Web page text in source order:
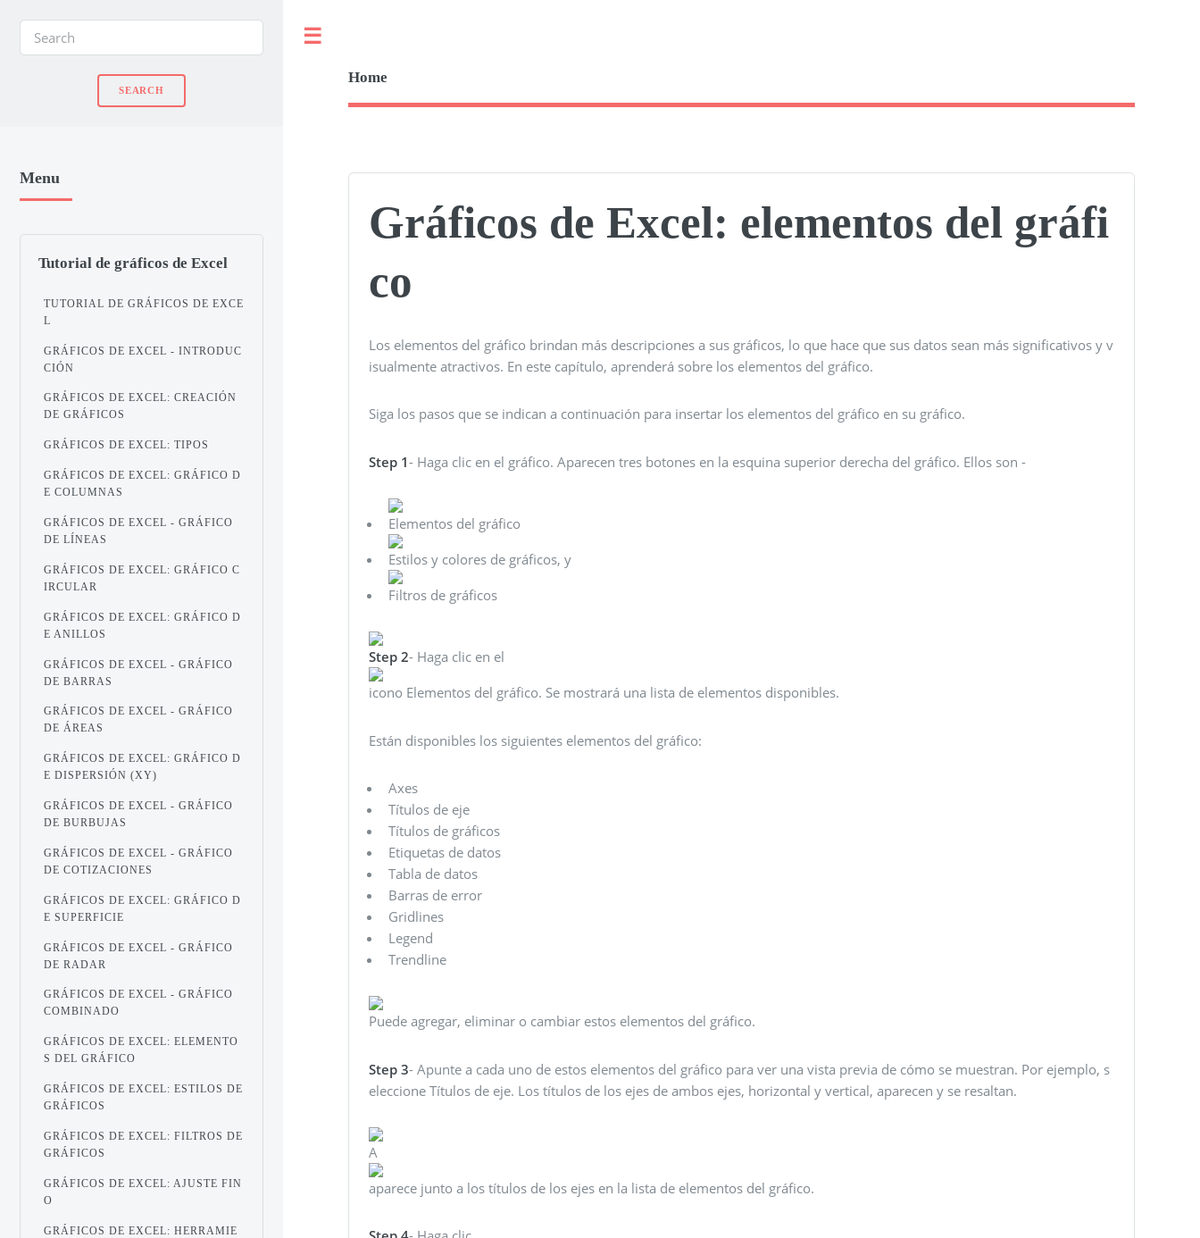
Home
Gráficos de Excel: elementos del gráfi
co
Los elementos del gráfico brindan más descripciones a sus gráficos, lo que hace que sus datos sean más significativos y v
isualmente atractivos. En este capítulo, aprenderá sobre los elementos del gráfico.
Siga los pasos que se indican a continuación para insertar los elementos del gráfico en su gráfico.
Step 1- Haga clic en el gráfico. Aparecen tres botones en la esquina superior derecha del gráfico. Ellos son -
Elementos del gráfico
Estilos y colores de gráficos, y
Filtros de gráficos
Step 2- Haga clic en el
icono Elementos del gráfico. Se mostrará una lista de elementos disponibles.
Están disponibles los siguientes elementos del gráfico:
Axes
Títulos de eje
Títulos de gráficos
Etiquetas de datos
Tabla de datos
Barras de error
Gridlines
Legend
Trendline
Puede agregar, eliminar o cambiar estos elementos del gráfico.
Step 3- Apunte a cada uno de estos elementos del gráfico para ver una vista previa de cómo se muestran. Por ejemplo, s
eleccione Títulos de eje. Los títulos de los ejes de ambos ejes, horizontal y vertical, aparecen y se resaltan.
A
aparece junto a los títulos de los ejes en la lista de elementos del gráfico.
Menu
Tutorial de gráficos de Excel
TUTORIAL DE GRÁFICOS DE EXCE
L
GRÁFICOS DE EXCEL - INTRODUC
CIÓN
GRÁFICOS DE EXCEL: CREACIÓN
DE GRÁFICOS
GRÁFICOS DE EXCEL: TIPOS
GRÁFICOS DE EXCEL: GRÁFICO D
E COLUMNAS
GRÁFICOS DE EXCEL - GRÁFICO
DE LÍNEAS
GRÁFICOS DE EXCEL: GRÁFICO C
IRCULAR
GRÁFICOS DE EXCEL: GRÁFICO D
E ANILLOS
GRÁFICOS DE EXCEL - GRÁFICO
DE BARRAS
GRÁFICOS DE EXCEL - GRÁFICO
DE ÁREAS
GRÁFICOS DE EXCEL: GRÁFICO D
E DISPERSIÓN (XY)
GRÁFICOS DE EXCEL - GRÁFICO
DE BURBUJAS
GRÁFICOS DE EXCEL - GRÁFICO
DE COTIZACIONES
GRÁFICOS DE EXCEL: GRÁFICO D
E SUPERFICIE
GRÁFICOS DE EXCEL - GRÁFICO
DE RADAR
GRÁFICOS DE EXCEL - GRÁFICO
COMBINADO
GRÁFICOS DE EXCEL: ELEMENTO
S DEL GRÁFICO
GRÁFICOS DE EXCEL: ESTILOS DE
GRÁFICOS
GRÁFICOS DE EXCEL: FILTROS DE
GRÁFICOS
GRÁFICOS DE EXCEL: AJUSTE FIN
O
GRÁFICOS DE EXCEL: HERRAMIE